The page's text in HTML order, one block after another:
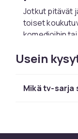
Jotkut pitävät
toiset
komedioihin
päättää –
jokaiselle
uusimpaan
Usein
Mikä tv-sarja